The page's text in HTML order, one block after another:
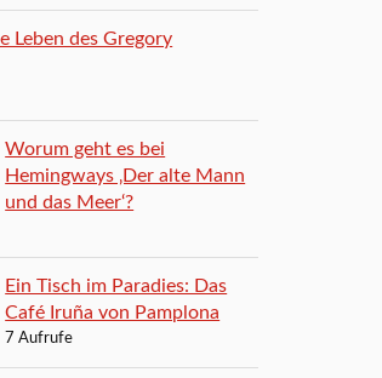
Leben des Gregory
Worum geht es bei
Hemingways ‚Der alte Mann
und das Meer‘?
Ein Tisch im Paradies: Das
Café Iruña von Pamplona
7 Aufrufe